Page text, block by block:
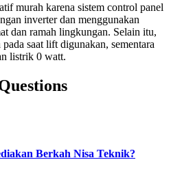
murah karena sistem control panel
inverter dan menggunakan
dan ramah lingkungan. Selain itu,
saat lift digunakan, sementara
listrik 0 watt.
Berkah Nisa Teknik?